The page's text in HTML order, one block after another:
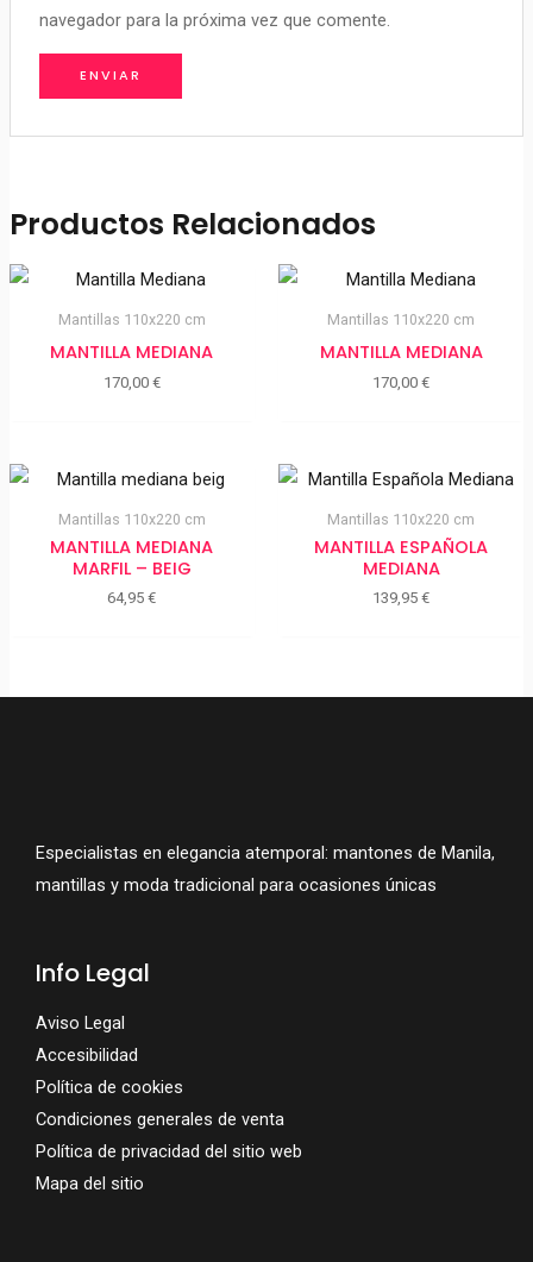
navegador para la próxima vez que comente.
Productos Relacionados
Mantillas 110x220 cm
MANTILLA MEDIANA
170,00 €
Mantillas 110x220 cm
MANTILLA MEDIANA
170,00€
Mantillas 110x220 cm
MANTILLA MEDIANA
MARFIL – BEIG
64,95€
Mantillas 110x220 cm
MANTILLA ESPAÑOLA
MEDIANA
139,95€
Especialistas en elegancia atemporal: mantones de Manila,
mantillas y moda tradicional para ocasiones únicas
Info Legal
Aviso Legal
Accesibilidad
Política de cookies
Condiciones generales de venta
Política de privacidad del sitio web
Mapa del sitio